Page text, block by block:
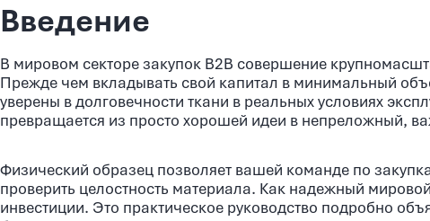
Введение
В мировом секторе закупок B2B совершение
Прежде чем вкладывать свой капитал в минимальный
уверены в долговечности ткани в реальных условиях
превращается из просто хорошей идеи в непреложный,
Физический образец позволяет вашей команде по
проверить целостность материала. Как надежный
инвестиции. Это практическое руководство подробно